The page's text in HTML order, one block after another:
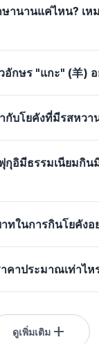
านานแค่ไหน? เห
อักษร "แกะ" (羊)
กับโยคังที่มีรสหวา
กุอิมีธรรมเนียมกิน
ทในการกินโยคังอ
คาประมาณเท่าไห
ดูเพิ่มเติมadd